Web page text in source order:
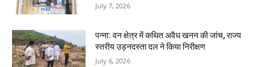
July 7, 2026
पन्ना: वन क्षेत्र में कथित अवैध खनन की जांच, राज्य
स्तरीय उड़नदस्ता दल ने किया निरीक्षण
July 6, 2026